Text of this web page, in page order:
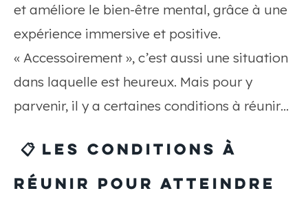
et améliore le bien-être mental, grâce à une
expérience immersive et positive.
« Accessoirement », c’est aussi une situation
dans laquelle est heureux. Mais pour y
parvenir, il y a certaines conditions à réunir…
📋 Les conditions à
réunir pour atteindre